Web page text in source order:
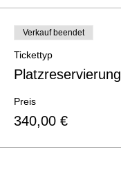
Verkauf beendet
Tickettyp
Platzreservierung
Preis
340,00 €